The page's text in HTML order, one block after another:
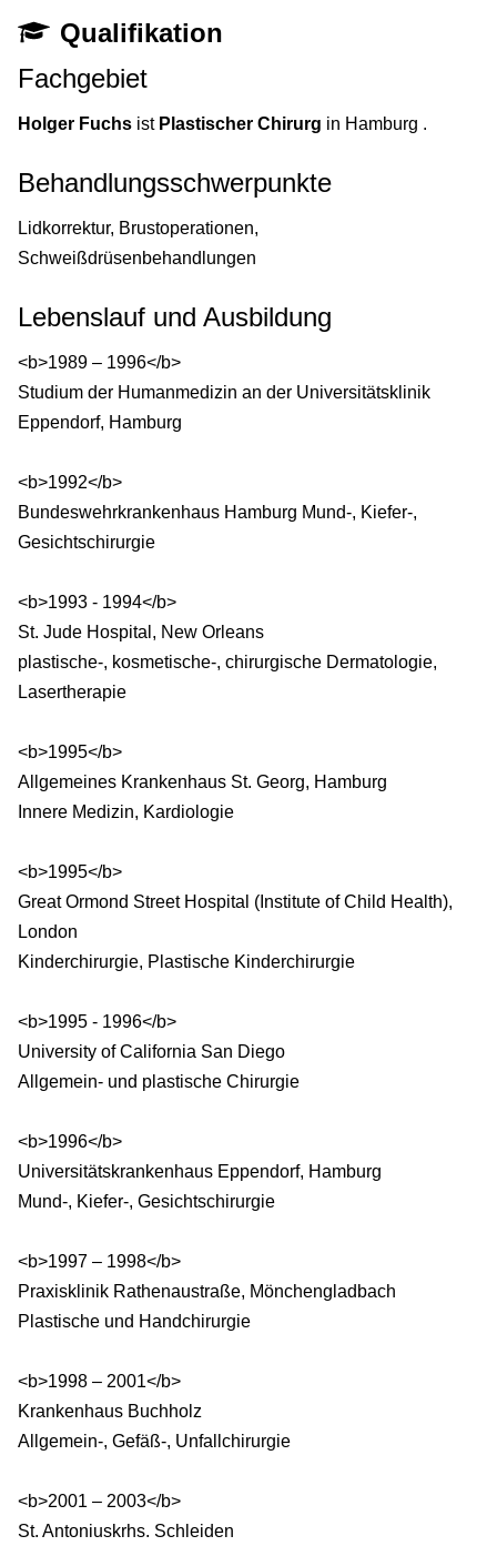
Qualifikation
Fachgebiet
Holger Fuchs ist Plastischer Chirurg in Hamburg .
Behandlungsschwerpunkte
Lidkorrektur, Brustoperationen,
Schweißdrüsenbehandlungen
Lebenslauf und Ausbildung
<b>1989 – 1996</b>
Studium der Humanmedizin an der Universitätsklinik
Eppendorf, Hamburg
<b>1992</b>
Bundeswehrkrankenhaus Hamburg Mund-, Kiefer-,
Gesichtschirurgie
<b>1993 - 1994</b>
St. Jude Hospital, New Orleans
plastische-, kosmetische-, chirurgische Dermatologie,
Lasertherapie
<b>1995</b>
Allgemeines Krankenhaus St. Georg, Hamburg
Innere Medizin, Kardiologie
<b>1995</b>
Great Ormond Street Hospital (Institute of Child Health),
London
Kinderchirurgie, Plastische Kinderchirurgie
<b>1995 - 1996</b>
University of California San Diego
Allgemein- und plastische Chirurgie
<b>1996</b>
Universitätskrankenhaus Eppendorf, Hamburg
Mund-, Kiefer-, Gesichtschirurgie
<b>1997 – 1998</b>
Praxisklinik Rathenaustraße, Mönchengladbach
Plastische und Handchirurgie
<b>1998 – 2001</b>
Krankenhaus Buchholz
Allgemein-, Gefäß-, Unfallchirurgie
<b>2001 – 2003</b>
St. Antoniuskrhs. Schleiden